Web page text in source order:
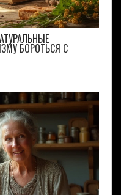
БОРОТЬСЯ С